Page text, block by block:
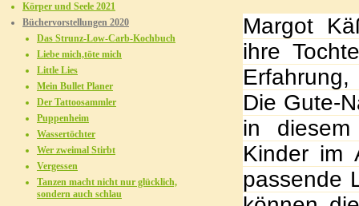
Margot
ihre
Die Gute-
in
Kinder im
passende
Körper und Seele 2021
Büchervorstellungen 2020
Das Strunz-Low-Carb-Kochbuch
Liebe mich,töte mich
Little Lies
Mein Bullet Planer
Der Tattoosammler
Puppenheim
Wassertöchter
Wer zweimal Stirbt
Vergessen
Tanzen macht nicht nur glücklich,
sondern auch schlau